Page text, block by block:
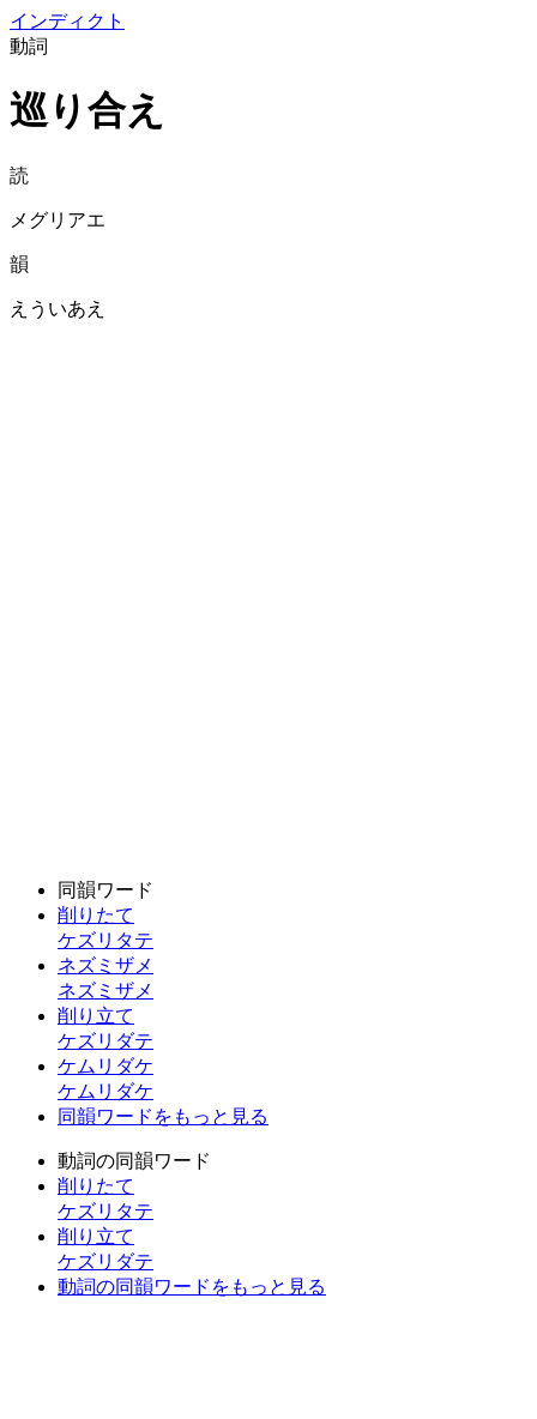
インディクト
動詞
巡り合え
読
メグリアエ
韻
えういあえ
同韻ワード
削りたて
ケズリタテ
ネズミザメ
ネズミザメ
削り立て
ケズリダテ
ケムリダケ
ケムリダケ
同韻ワードをもっと見る
動詞の同韻ワード
削りたて
ケズリタテ
削り立て
ケズリダテ
動詞の同韻ワードをもっと見る